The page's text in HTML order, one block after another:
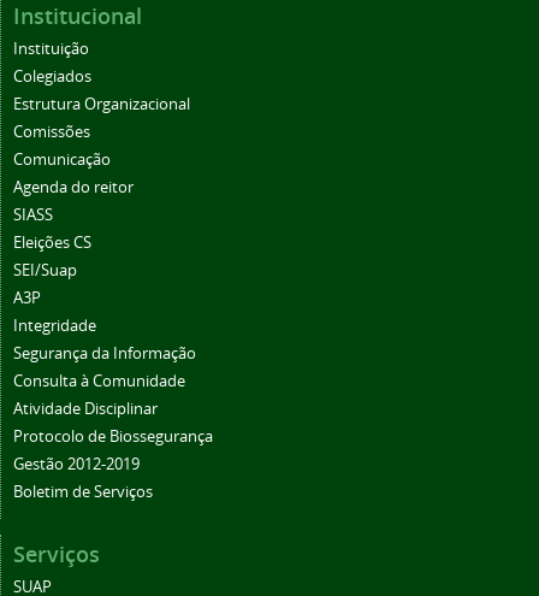
Institucional
Instituição
Colegiados
Estrutura Organizacional
Comissões
Comunicação
Agenda do reitor
SIASS
Eleições CS
SEI/Suap
A3P
Integridade
Segurança da Informação
Consulta à Comunidade
Atividade Disciplinar
Protocolo de Biossegurança
Gestão 2012-2019
Boletim de Serviços
Serviços
SUAP